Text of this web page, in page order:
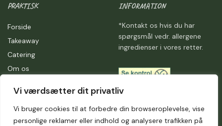
Vi værdsætter dit privatliv
Vi bruger cookies til at forbedre din browseroplevelse, vise
personlige reklamer eller indhold og analysere trafikken på
PRAKTISK
Forside
Takeaway
Catering
Om os
Handelsbetingelser
Privatlivspolitik
INFORMATION
*Kontakt os hvis du har
spørgsmål vedr. allergene
ingredienser i vores retter.